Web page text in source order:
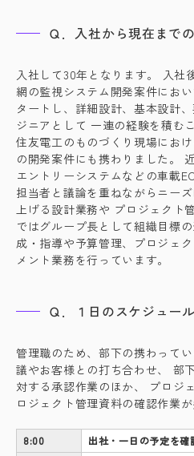
Ｑ．入社から現在まで
入社して30年となります。 入社
網の監視システム開発案件にお
タートし、詳細設計、基本設計
ジニアとして 一連の経験を積む
住友電工のものづくり現場にお
の開発案件にも携わりました。
エントリーシステムなどの車載
担当者と議論を重ねながらニー
上げる設計業務や プロジェクト
ではグループ長として組織目標
成・指導や予算管理、プロジェ
メント業務を行っています。
Ｑ．１日のスケジュー
管理職のため、部下の携わって
議やお客様との打ち合わせ、 部
対する承認作業のほか、 プロジ
ロジェクト管理資料の確認作業が
8:00
出社・一日の予定を確